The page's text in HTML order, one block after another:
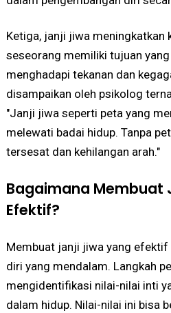
Ketiga, janji jiwa meningkatkan
seseorang memiliki tujuan
menghadapi tekanan dan
disampaikan oleh psikolog
"Janji jiwa seperti peta yang
melewati badai hidup. Tanpa
tersesat dan kehilangan arah."
Bagaimana Membuat
Efektif?
Membuat janji jiwa yang
diri yang mendalam. Langkah
mengidentifikasi nilai-nilai inti
dalam hidup. Nilai-nilai ini bisa